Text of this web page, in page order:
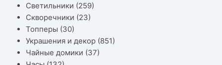
Светильники (259)
Скворечники (23)
Топперы (30)
Украшения и декор (851)
Чайные домики (37)